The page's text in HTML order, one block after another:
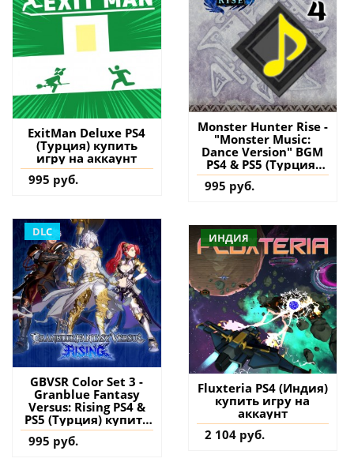
ExitMan Deluxe PS4
(Турция) купить
игру на аккаунт
995 руб.
Monster Hunter Rise -
"Monster Music:
Dance Version" BGM
PS4 & PS5 (Турция)
купить дополнение
на аккаунт
995 руб.
DLC
GBVSR Color Set 3 -
Granblue Fantasy
Versus: Rising PS4 &
PS5 (Турция) купить
дополнение на
аккаунт
995 руб.
ИНДИЯ
Fluxteria PS4 (Индия)
купить игру на
аккаунт
2 104 руб.